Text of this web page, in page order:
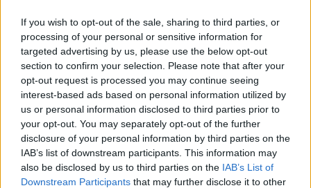
If you wish to opt-out of the sale, sharing to third parties, or
processing of your personal or sensitive information for
targeted advertising by us, please use the below opt-out
section to confirm your selection. Please note that after your
opt-out request is processed you may continue seeing
interest-based ads based on personal information utilized by
us or personal information disclosed to third parties prior to
your opt-out. You may separately opt-out of the further
disclosure of your personal information by third parties on the
IAB’s list of downstream participants. This information may
also be disclosed by us to third parties on the IAB’s List of
Downstream Participants that may further disclose it to other
helyett, de a gyomra okosabbnak bizonyul. Most is ez
lüktet a fejében. A körte aranysárga, roppanós és
mindegy neki, kinek a gyomrában landol. Valika gyorsan
megeszi, mert tudja, hogy otthon kenyéren és
margarinon kívül nem biztos, hogy lesz más vacsorára.
Ha időben hazaér az anyja, és nem felejt el venni.